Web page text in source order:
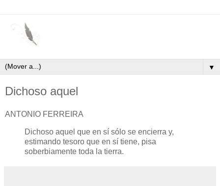
▼
Dichoso aquel
ANTONIO FERREIRA
Dichoso aquel que en sí sólo se encierra y,
estimando tesoro que en sí tiene, pisa
soberbiamente toda la tierra.